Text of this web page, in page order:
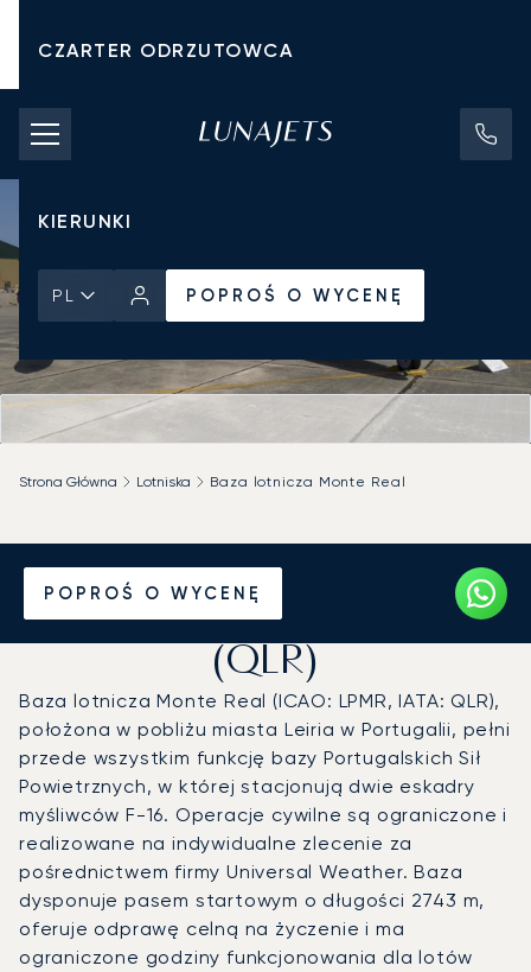
CZARTER ODRZUTOWCA
KOSZTY CZARTERU
PRYWATNE ODRZUTOWCE
KIERUNKI
PL POPROŚ O WYCENĘ
POPROŚ O WYCENĘ
Strona Główna Lotniska Baza lotnicza Monte Real
Prywatny odrzutowiec na
Bazę lotniczą Monte Real
(QLR)
Baza lotnicza Monte Real (ICAO: LPMR, IATA: QLR),
położona w pobliżu miasta Leiria w Portugalii, pełni
przede wszystkim funkcję bazy Portugalskich Sił
Powietrznych, w której stacjonują dwie eskadry
myśliwców F-16. Operacje cywilne są ograniczone i
realizowane na indywidualne zlecenie za
pośrednictwem firmy Universal Weather. Baza
dysponuje pasem startowym o długości 2743 m,
oferuje odprawę celną na życzenie i ma
ograniczone godziny funkcjonowania dla lotów